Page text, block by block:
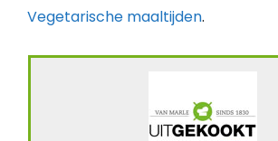
Vegetarische maaltijden.